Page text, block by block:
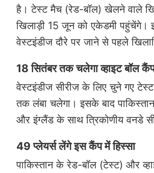
है। टेस्ट मैच (रेड-बॉल) खेलने वाले
खिलाड़ी 15 जून को एकेडमी
वेस्टइंडीज दौरे पर जाने से पहले
18 सितंबर तक चलेगा व्हाइट बॉल
वेस्टइंडीज सीरीज के लिए चुने गए
तक लंबा चलेगा। इसके बाद
और इंग्लैंड के साथ त्रिकोणीय वनडे
49 प्लेयर्स लेंगे इस कैंप में हिस्सा
पाकिस्तान के रेड-बॉल (टेस्ट) और